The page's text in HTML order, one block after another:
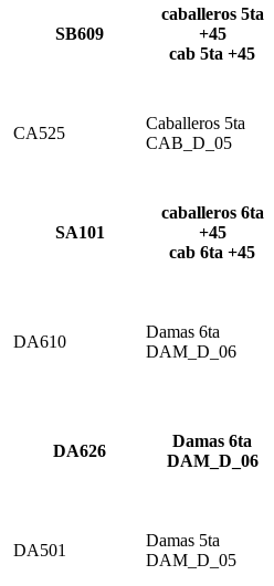
SB609
caballeros 5ta
+45
cab 5ta +45
CA525
Caballeros 5ta
CAB_D_05
SA101
caballeros 6ta
+45
cab 6ta +45
DA610
Damas 6ta
DAM_D_06
DA626
Damas 6ta
DAM_D_06
DA501
Damas 5ta
DAM_D_05